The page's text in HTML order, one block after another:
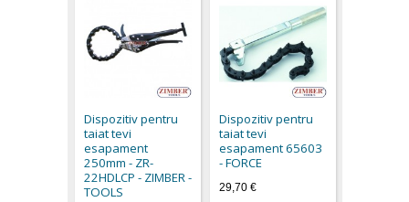
Dispozitiv pentru
taiat tevi
esapament
250mm - ZR-
22HDLCP - ZIMBER -
TOOLS
Dispozitiv pentru
taiat tevi
esapament 65603
- FORCE
29,70 €